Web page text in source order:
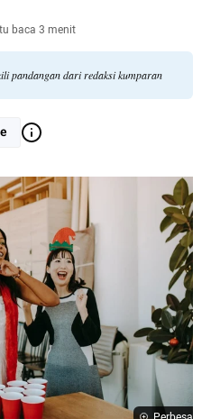
baca 3 menit
pandangan dari redaksi kumparan